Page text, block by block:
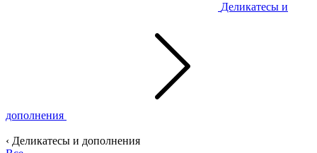
Деликатесы и
дополнения
‹ Деликатесы и дополнения